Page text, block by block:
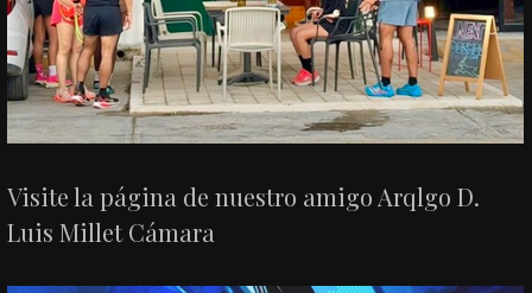
Visite la página de nuestro amigo Arqlgo D.
Luis Millet Cámara